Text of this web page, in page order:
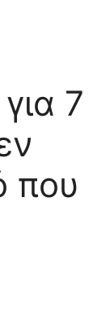
7
που